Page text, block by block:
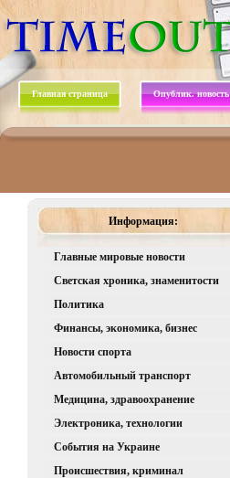
Главная страница Опублик. новость
Информация:
Главные мировые новости
Светская хроника, знаменитости
Политика
Финансы, экономика, бизнес
Новости спорта
Автомобильный транспорт
Медицина, здравоохранение
Электроника, технологии
События на Украине
Происшествия, криминал